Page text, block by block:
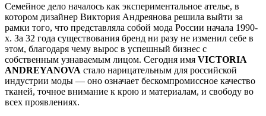
Семейное дело началось как экспериментальное ателье, в
котором дизайнер Виктория Андреянова решила выйти за
рамки того, что представляла собой мода России начала 1990-
х. За 32 года существования бренд ни разу не изменил себе в
этом, благодаря чему вырос в успешный бизнес с
собственным узнаваемым лицом. Сегодня имя VICTORIA
ANDREYANOVA стало нарицательным для российской
индустрии моды — оно означает бескомпромиссное качество
тканей, точное внимание к крою и материалам, и свободу во
всех проявлениях.